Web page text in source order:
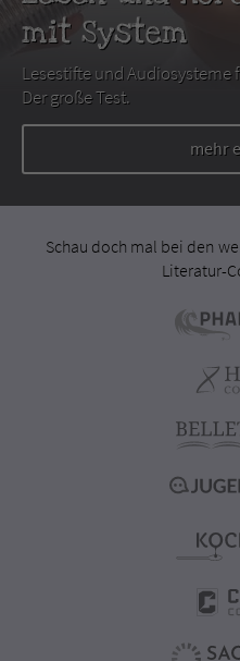
mit System
Lesestifte und Audiosysteme
Der große Test.
mehr
Schau doch mal bei den
Literatur-